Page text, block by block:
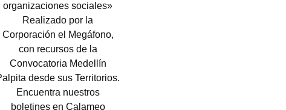
organizaciones sociales»
Realizado por la
Corporación el Megáfono,
con recursos de la
Convocatoria Medellín
desde sus Territorios.
Encuentra nuestros
boletines en Calameo